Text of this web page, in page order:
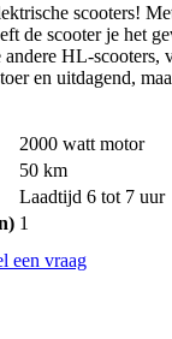
scooters!
de scooter je het
HL-scooters,
en uitdagend,
2000 watt motor
50 km
Laadtijd 6 tot 7 uur
1
een vraag